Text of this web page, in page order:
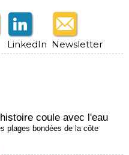
LinkedIn Newsletter
coule avec l'eau
plages bondées de la côte